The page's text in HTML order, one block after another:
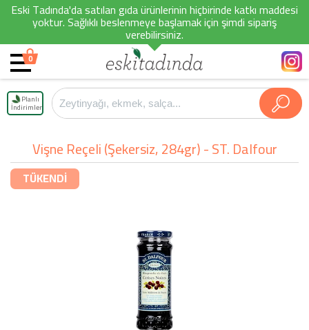
Eski Tadında'da satılan gıda ürünlerinin hiçbirinde katkı maddesi
yoktur. Sağlıklı beslenmeye başlamak için şimdi sipariş
verebilirsiniz.
0
Planlı
İndirimler
Vişne Reçeli (Şekersiz, 284gr) - ST. Dalfour
TÜKENDİ